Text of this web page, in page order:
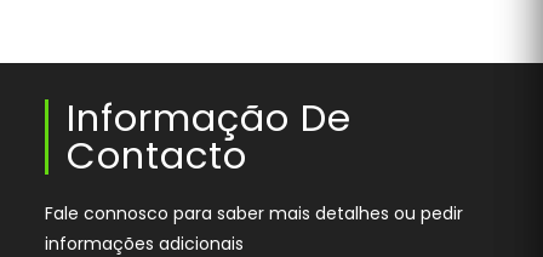
Informação De
Contacto
Fale connosco para saber mais detalhes ou pedir
informações adicionais